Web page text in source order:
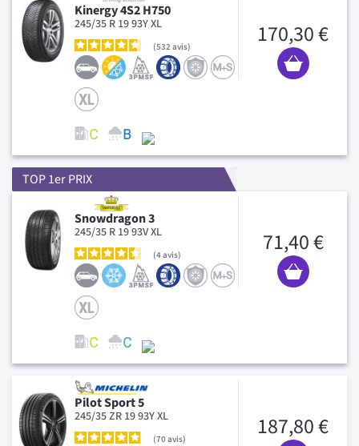
Kinergy 4S2 H750
245/35 R 19 93Y XL
532 avis 170,30 €
TOP 1er PRIX
Snowdragon 3
245/35 R 19 93V XL
4avis 71,40 €
Pilot Sport 5
245/35 ZR 19 93Y XL
70avis 187,80 €